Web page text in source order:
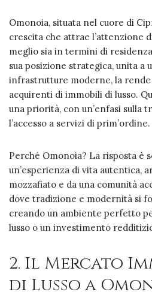
Omonoia, situata nel cuore di
crescita che attrae l’attenzione
meglio sia in termini di
sua posizione strategica, unita a
infrastrutture moderne, la rende
acquirenti di immobili di lusso.
una priorità, con un’enfasi sulla
l’accesso a servizi di prim’ordine.
Perché Omonoia? La risposta è
un’esperienza di vita autentica,
mozzafiato e da una comunità
dove tradizione e modernità si
creando un ambiente perfetto
lusso o un investimento
2. Il Mercato
di Lusso a